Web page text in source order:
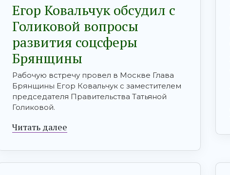
Егор Ковальчук обсудил с
Голиковой вопросы
развития соцсферы
Брянщины
Рабочую встречу провел в Москве Глава
Брянщины Егор Ковальчук с заместителем
председателя Правительства Татьяной
Голиковой.
Читать далее